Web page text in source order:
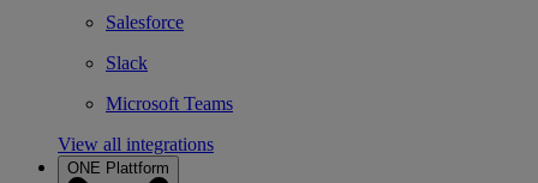
Salesforce
Slack
Microsoft Teams
View all integrations
ONE Plattform